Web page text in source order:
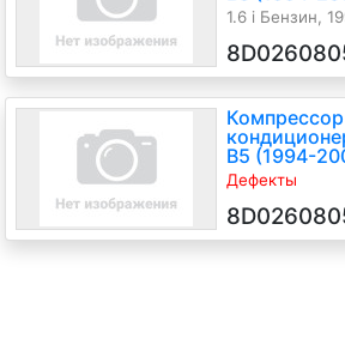
1.6 i Бензин,
Компрессор
B5 (1994-
Дефекты
дефекта
1.6 i Бензин,